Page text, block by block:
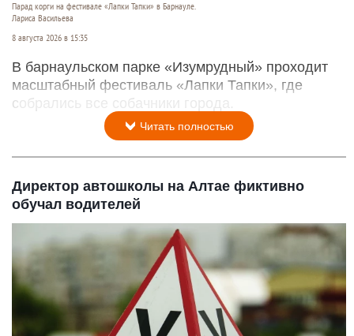
Парад корги на фестивале «Лапки Тапки» в Барнауле.
Лариса Васильева
8 августа 2026 в 15:35
В барнаульском парке «Изумрудный» проходит
масштабный фестиваль «Лапки Тапки», где
собрались все собачники города.
Читать полностью
Директор автошколы на Алтае фиктивно
обучал водителей